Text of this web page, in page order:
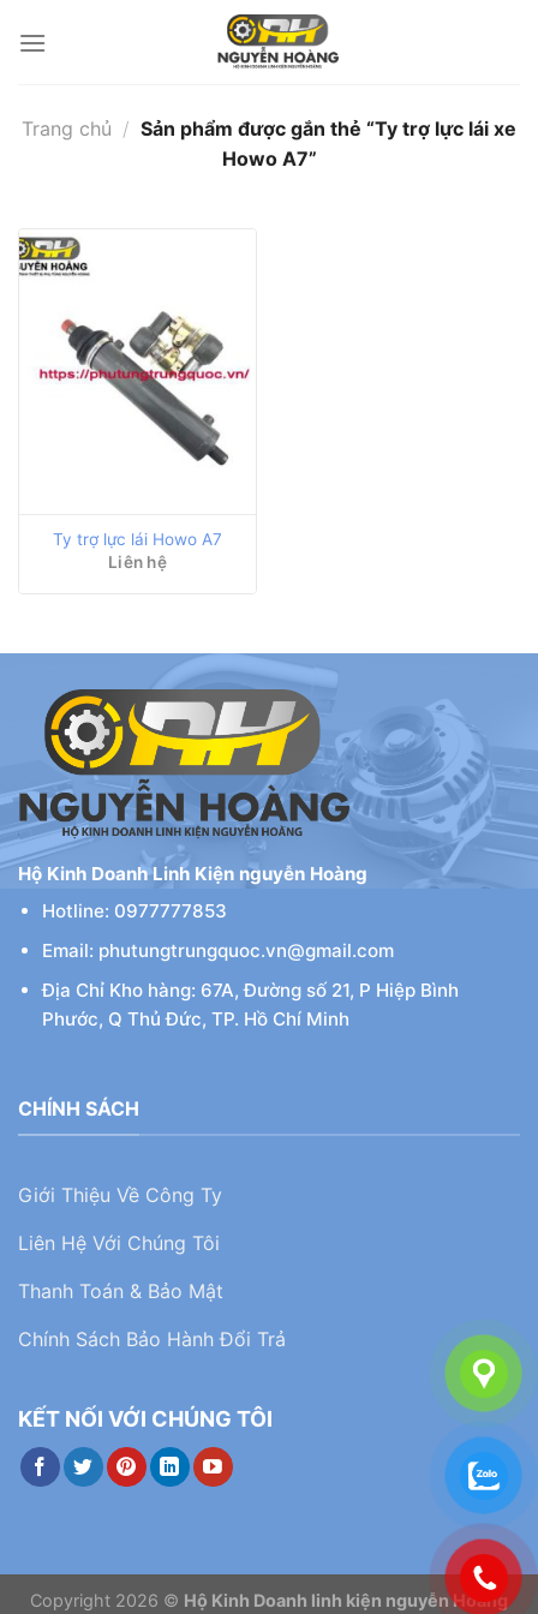
qua
Trang chủ / Sản phẩm được gắn thẻ “Ty trợ lực lái xe
Howo A7”
Ty trợ lực lái Howo A7
Liên hệ
Hộ Kinh Doanh Linh Kiện nguyễn Hoàng
Hotline: 0977777853
Email: phutungtrungquoc.vn@gmail.com
Địa Chỉ Kho hàng: 67A, Đường số 21, P Hiệp Bình
Phước, Q Thủ Đức, TP. Hồ Chí Minh
CHÍNH SÁCH
Giới Thiệu Về Công Ty
Liên Hệ Với Chúng Tôi
Thanh Toán & Bảo Mật
Chính Sách Bảo Hành Đổi Trả
KẾT NỐI VỚI CHÚNG TÔI
Copyright 2026 © Hộ Kinh Doanh linh kiện nguyễn Hoàng